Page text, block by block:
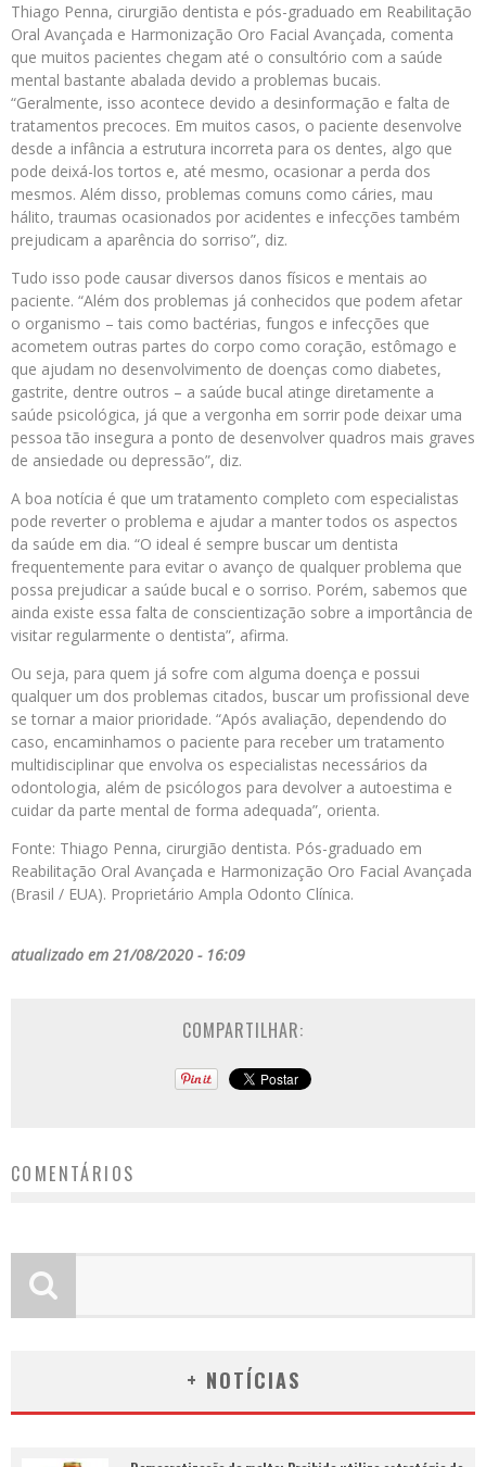
Thiago Penna, cirurgião dentista e pós-graduado em Reabilitação
Oral Avançada e Harmonização Oro Facial Avançada, comenta
que muitos pacientes chegam até o consultório com a saúde
mental bastante abalada devido a problemas bucais.
“Geralmente, isso acontece devido a desinformação e falta de
tratamentos precoces. Em muitos casos, o paciente desenvolve
desde a infância a estrutura incorreta para os dentes, algo que
pode deixá-los tortos e, até mesmo, ocasionar a perda dos
mesmos. Além disso, problemas comuns como cáries, mau
hálito, traumas ocasionados por acidentes e infecções também
prejudicam a aparência do sorriso”, diz.
Tudo isso pode causar diversos danos físicos e mentais ao
paciente. “Além dos problemas já conhecidos que podem afetar
o organismo – tais como bactérias, fungos e infecções que
acometem outras partes do corpo como coração, estômago e
que ajudam no desenvolvimento de doenças como diabetes,
gastrite, dentre outros – a saúde bucal atinge diretamente a
saúde psicológica, já que a vergonha em sorrir pode deixar uma
pessoa tão insegura a ponto de desenvolver quadros mais graves
de ansiedade ou depressão”, diz.
A boa notícia é que um tratamento completo com especialistas
pode reverter o problema e ajudar a manter todos os aspectos
da saúde em dia. “O ideal é sempre buscar um dentista
frequentemente para evitar o avanço de qualquer problema que
possa prejudicar a saúde bucal e o sorriso. Porém, sabemos que
ainda existe essa falta de conscientização sobre a importância de
visitar regularmente o dentista”, afirma.
Ou seja, para quem já sofre com alguma doença e possui
qualquer um dos problemas citados, buscar um profissional deve
se tornar a maior prioridade. “Após avaliação, dependendo do
caso, encaminhamos o paciente para receber um tratamento
multidisciplinar que envolva os especialistas necessários da
odontologia, além de psicólogos para devolver a autoestima e
cuidar da parte mental de forma adequada”, orienta.
Fonte: Thiago Penna, cirurgião dentista. Pós-graduado em
Reabilitação Oral Avançada e Harmonização Oro Facial Avançada
(Brasil / EUA). Proprietário Ampla Odonto Clínica.
atualizado em 21/08/2020 - 16:09
COMPARTILHAR:
COMENTÁRIOS
+ NOTÍCIAS